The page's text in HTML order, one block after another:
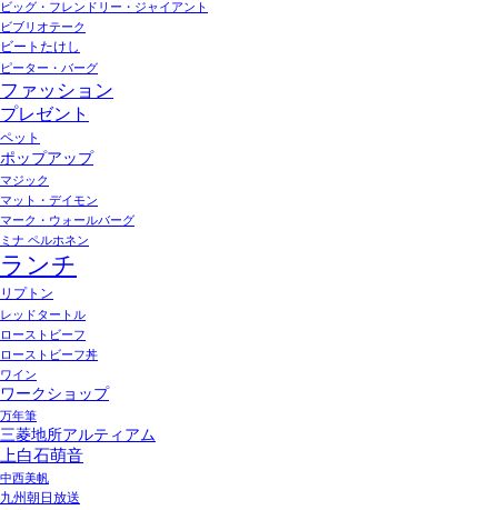
ビッグ・フレンドリー・ジャイアント
ビブリオテーク
ビートたけし
ピーター・バーグ
ファッション
プレゼント
ペット
ポップアップ
マジック
マット・デイモン
マーク・ウォールバーグ
ミナ ペルホネン
ランチ
リプトン
レッドタートル
ローストビーフ
ローストビーフ丼
ワイン
ワークショップ
万年筆
三菱地所アルティアム
上白石萌音
中西美帆
九州朝日放送